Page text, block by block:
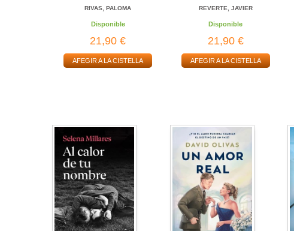
RIVAS, PALOMA
Disponible
21,90 €
AFEGIR A LA CISTELLA
REVERTE, JAVIER
Disponible
21,90 €
AFEGIR A LA CISTELLA